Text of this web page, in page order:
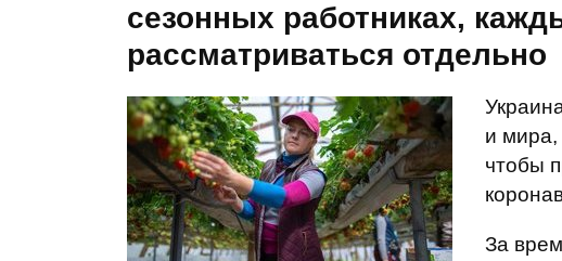
сезонных работниках,
рассматриваться отдельно
и мира,
чтобы
За